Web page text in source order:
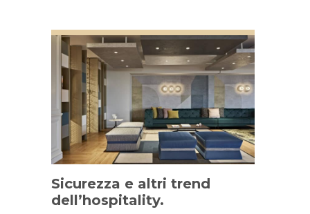
Sicurezza e altri trend
dell’hospitality.